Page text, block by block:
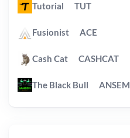
Tutorial TUT
Fusionist ACE
Cash Cat CASHCAT
The Black Bull ANSEM